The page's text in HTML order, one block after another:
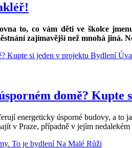
to, co vám děti ve školce
zajímavější než mnohá jiná.
domě?
energeticky úsporné budovy, a
v Praze, případně v jejím